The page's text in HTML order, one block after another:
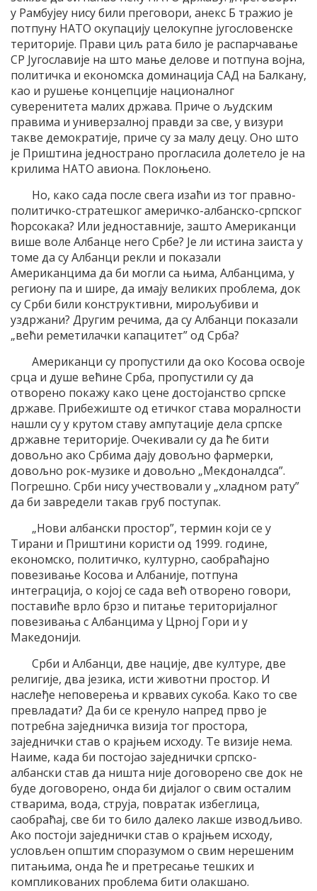
у Рамбујеу нису били преговори, анекс Б тражио је
потпуну НАТО окупацију целокупне југословенске
територије. Прави циљ рата било је распарчавање
СР Југославије на што мање делове и потпуна војна,
политичка и економска доминација САД на Балкану,
као и рушење концепције националног
суверенитета малих држава. Приче о људским
правима и универзалној правди за све, у визури
такве демократије, приче су за малу децу. Оно што
је Приштина једнострано прогласила долетело је на
крилима НАТО авиона. Поклоњено.
Но, како сада после свега изаћи из тог правно-
политичко-стратешког америчко-албанско-српског
ћорсокака? Или једноставније, зашто Американци
више воле Албанце него Србе? Је ли истина заиста у
томе да су Албанци рекли и показали
Американцима да би могли са њима, Албанцима, у
региону па и шире, да имају великих проблема, док
су Срби били конструктивни, мирољубиви и
уздржани? Другим речима, да су Албанци показали
„већи реметилачки капацитет” од Срба?
Американци су пропустили да око Косова освоје
срца и душе већине Срба, пропустили су да
отворено покажу како цене достојанство српске
државе. Прибежиште од етичког става моралности
нашли су у крутом ставу ампутације дела српске
државне територије. Очекивали су да ће бити
довољно ако Србима дају довољно фармерки,
довољно рок-музике и довољно „Мекдоналдса”.
Погрешно. Срби нису учествовали у „хладном рату”
да би завредели такав груб поступак.
„Нови албански простор”, термин који се у
Тирани и Приштини користи од 1999. године,
економско, политичко, културно, саобраћајно
повезивање Косова и Албаније, потпуна
интеграција, о којој се сада већ отворено говори,
поставиће врло брзо и питање територијалног
повезивања с Албанцима у Црној Гори и у
Македонији.
Срби и Албанци, две нације, две културе, две
религије, два језика, исти животни простор. И
наслеђе неповерења и крвавих сукоба. Како то све
превладати? Да би се кренуло напред прво је
потребна заједничка визија тог простора,
заједнички став о крајњем исходу. Те визије нема.
Наиме, када би постојао заједнички српско-
албански став да ништа није договорено све док не
буде договорено, онда би дијалог о свим осталим
стварима, вода, струја, повратак избеглица,
саобраћај, све би то било далеко лакше изводљиво.
Ако постоји заједнички став о крајњем исходу,
условљен општим споразумом о свим нерешеним
питањима, онда ће и претресање тешких и
компликованих проблема бити олакшано.